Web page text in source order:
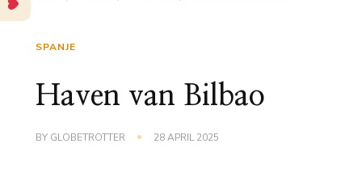
SPANJE
Haven van Bilbao
BY GLOBETROTTER 28 APRIL 2025